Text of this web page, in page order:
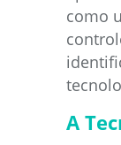
como
A